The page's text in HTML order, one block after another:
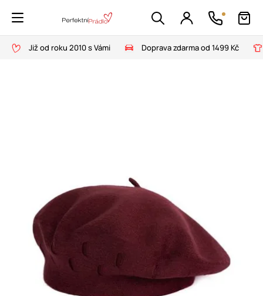
Již od roku 2010 s Vámi Doprava zdarma od 1499 Kč